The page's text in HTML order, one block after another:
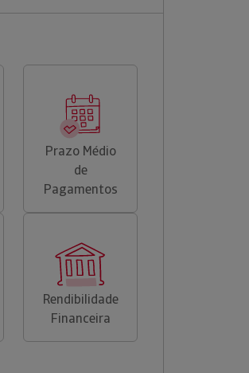
Prazo Médio
de
Pagamentos
Rendibilidade
Financeira